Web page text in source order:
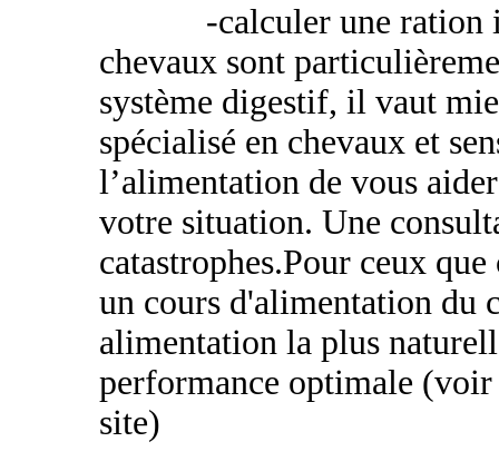
-calculer une ration
chevaux sont
système digestif, il vaut
spécialisé en chevaux et
l’alimentation de vous
votre situation. Une
catastrophes.Pour ceux
un cours d'alimentation du
alimentation la plus
performance optimale (voir
site)